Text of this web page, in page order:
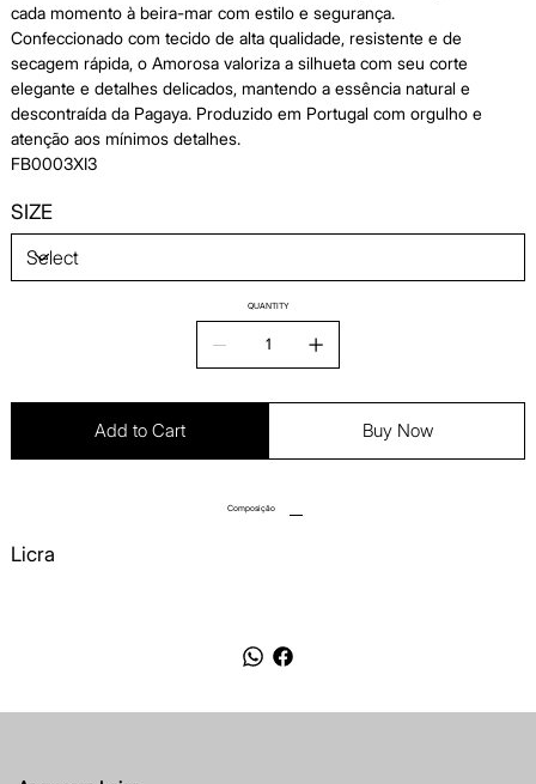
cada momento à beira-mar com estilo e segurança.
Confeccionado com tecido de alta qualidade, resistente e de
secagem rápida, o Amorosa valoriza a silhueta com seu corte
elegante e detalhes delicados, mantendo a essência natural e
descontraída da Pagaya. Produzido em Portugal com orgulho e
atenção aos mínimos detalhes.
FB0003XI3
SIZE
QUANTITY
Add to Cart Buy Now
Composição
Licra